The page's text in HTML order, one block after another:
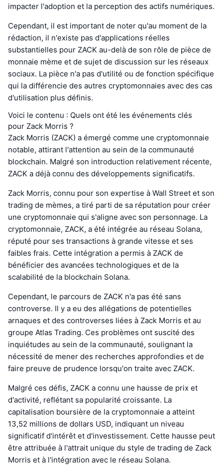
impacter l'adoption et la perception des actifs numériques.
Cependant, il est important de noter qu'au moment de la
rédaction, il n'existe pas d'applications réelles
substantielles pour ZACK au-delà de son rôle de pièce de
monnaie mème et de sujet de discussion sur les réseaux
sociaux. La pièce n'a pas d'utilité ou de fonction spécifique
qui la différencie des autres cryptomonnaies avec des cas
d'utilisation plus définis.
Voici le contenu : Quels ont été les événements clés
pour Zack Morris ?
Zack Morris (ZACK) a émergé comme une cryptomonnaie
notable, attirant l'attention au sein de la communauté
blockchain. Malgré son introduction relativement récente,
ZACK a déjà connu des développements significatifs.
Zack Morris, connu pour son expertise à Wall Street et son
trading de mèmes, a tiré parti de sa réputation pour créer
une cryptomonnaie qui s'aligne avec son personnage. La
cryptomonnaie, ZACK, a été intégrée au réseau Solana,
réputé pour ses transactions à grande vitesse et ses
faibles frais. Cette intégration a permis à ZACK de
bénéficier des avancées technologiques et de la
scalabilité de la blockchain Solana.
Cependant, le parcours de ZACK n'a pas été sans
controverse. Il y a eu des allégations de potentielles
arnaques et des controverses liées à Zack Morris et au
groupe Atlas Trading. Ces problèmes ont suscité des
inquiétudes au sein de la communauté, soulignant la
nécessité de mener des recherches approfondies et de
faire preuve de prudence lorsqu'on traite avec ZACK.
Malgré ces défis, ZACK a connu une hausse de prix et
d'activité, reflétant sa popularité croissante. La
capitalisation boursière de la cryptomonnaie a atteint
13,52 millions de dollars USD, indiquant un niveau
significatif d'intérêt et d'investissement. Cette hausse peut
être attribuée à l'attrait unique du style de trading de Zack
Morris et à l'intégration avec le réseau Solana.